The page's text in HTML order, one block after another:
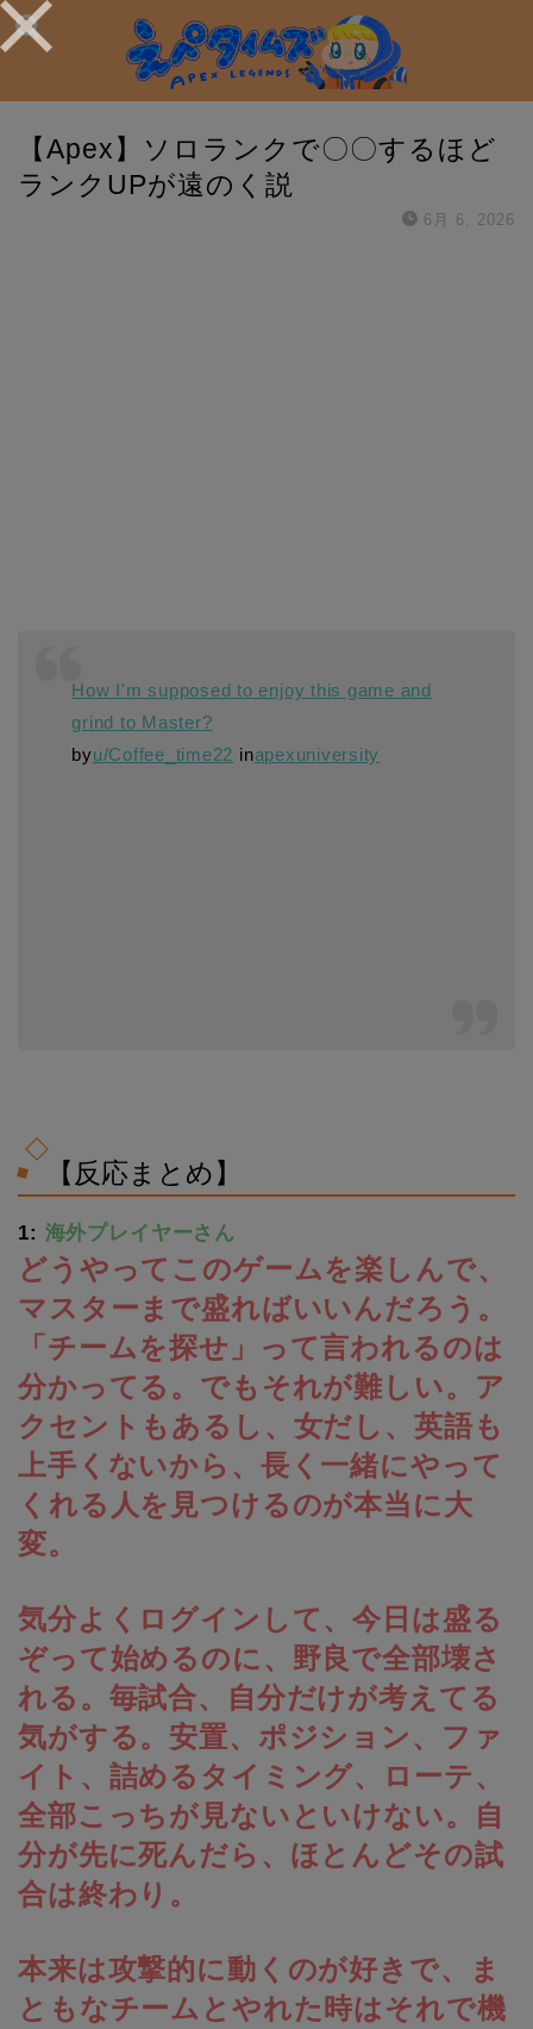
【Apex】ソロランクで〇〇するほど
ランクUPが遠のく説
6月 6, 2026
How I'm supposed to enjoy this game and
grind to Master?
byu/Coffee_time22 inapexuniversity
【反応まとめ】
1: 海外プレイヤーさん
どうやってこのゲームを楽しんで、
マスターまで盛ればいいんだろう。
「チームを探せ」って言われるのは
分かってる。でもそれが難しい。ア
クセントもあるし、女だし、英語も
上手くないから、長く一緒にやって
くれる人を見つけるのが本当に大
変。
気分よくログインして、今日は盛る
ぞって始めるのに、野良で全部壊さ
れる。毎試合、自分だけが考えてる
気がする。安置、ポジション、ファ
イト、詰めるタイミング、ローテ、
全部こっちが見ないといけない。自
分が先に死んだら、ほとんどその試
合は終わり。
本来は攻撃的に動くのが好きで、ま
ともなチームとやれた時はそれで機